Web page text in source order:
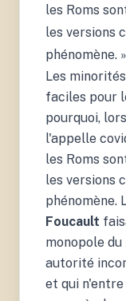
les Roms
les versions
phénomène. »
Les
faciles pour
pourquoi,
l'appelle
les Roms
les versions
phénomène.
Foucault
monopole
autorité
et qui n'entre